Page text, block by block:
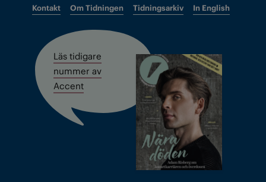
Kontakt Om Tidningen Tidningsarkiv In English
Läs tidigare
nummer av
Accent